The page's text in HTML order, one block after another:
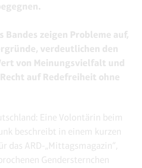
Bandes zeigen Probleme auf,
verdeutlichen den
von Meinungsvielfalt und
auf Redefreiheit ohne
Eine Volontärin beim
beschreibt in einem kurzen
das ARD-„Mittagsmagazin“,
Gendersternchen